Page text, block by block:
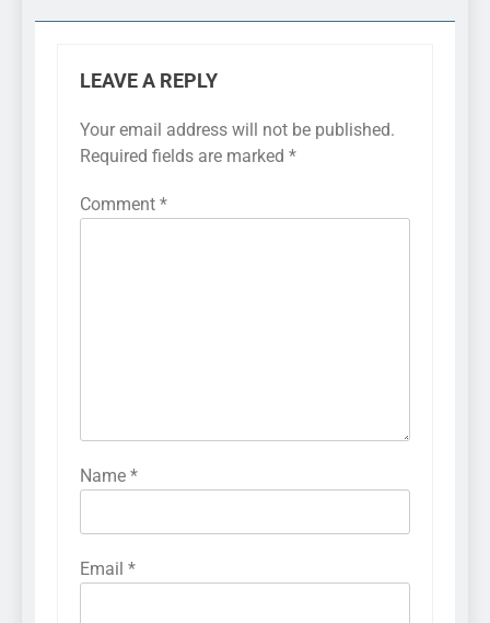
LEAVE A REPLY
Your email address will not be published.
Required fields are marked *
Comment *
Name *
Email *